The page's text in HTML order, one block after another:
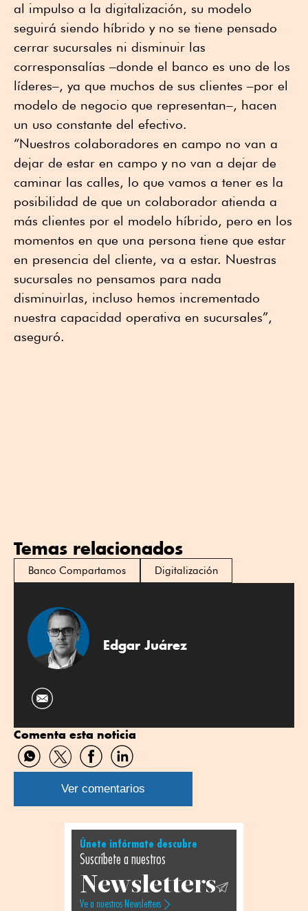
al impulso a la digitalización, su modelo
seguirá siendo híbrido y no se tiene pensado
cerrar sucursales ni disminuir las
corresponsalías –donde el banco es uno de los
líderes–, ya que muchos de sus clientes –por el
modelo de negocio que representan–, hacen
un uso constante del efectivo.
“Nuestros colaboradores en campo no van a
dejar de estar en campo y no van a dejar de
caminar las calles, lo que vamos a tener es la
posibilidad de que un colaborador atienda a
más clientes por el modelo híbrido, pero en los
momentos en que una persona tiene que estar
en presencia del cliente, va a estar. Nuestras
sucursales no pensamos para nada
disminuirlas, incluso hemos incrementado
nuestra capacidad operativa en sucursales”,
aseguró.
Temas relacionados
Banco Compartamos Digitalización
Edgar Juárez
Comenta esta noticia
Compartir
por
WhatsApp
Compartir
por
Twitter
Compartir
por
Facebook
Compartir
por
Linkedin
Ver comentarios
Únete infórmate descubre
Suscríbete a nuestros
Newsletters
Ve a nuestros Newsletters